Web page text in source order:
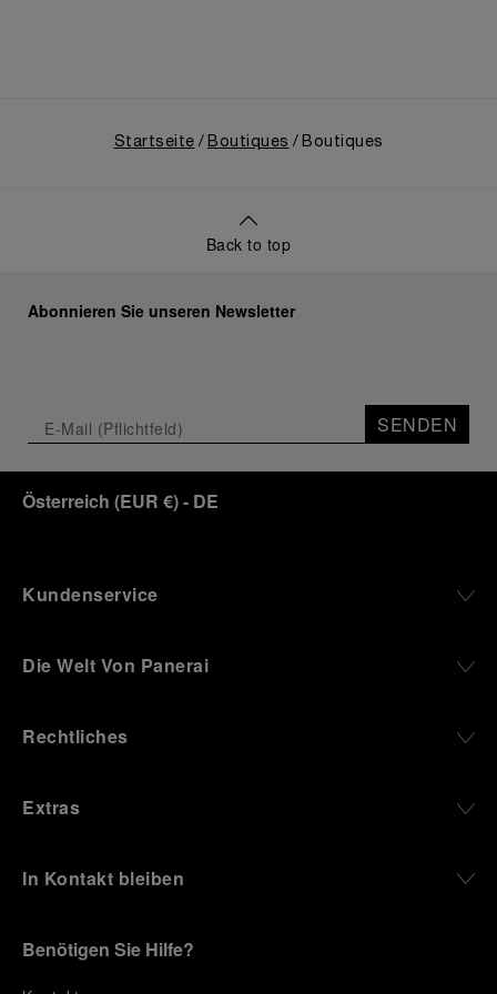
Startseite Boutiques Boutiques
Back to top
Abonnieren Sie unseren Newsletter
SENDEN
Österreich (EUR €)- DE
Kundenservice
Die Welt Von Panerai
Rechtliches
Extras
In Kontakt bleiben
Benötigen Sie Hilfe?